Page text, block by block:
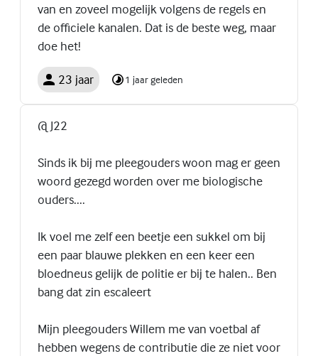
van en zoveel mogelijk volgens de regels en
de officiele kanalen. Dat is de beste weg, maar
doe het!
23 jaar 1 jaar geleden
@ J22
Sinds ik bij me pleegouders woon mag er geen
woord gezegd worden over me biologische
ouders....
Ik voel me zelf een beetje een sukkel om bij
een paar blauwe plekken en een keer een
bloedneus gelijk de politie er bij te halen.. Ben
bang dat zin escaleert
Mijn pleegouders Willem me van voetbal af
hebben wegens de contributie die ze niet voor